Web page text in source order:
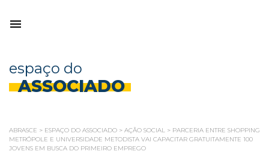
espaço do
ASSOCIADO
ABRASCE > ESPAÇO DO ASSOCIADO > AÇÃO SOCIAL > PARCERIA ENTRE SHOPPING
METRÓPOLE E UNIVERSIDADE METODISTA VAI CAPACITAR GRATUITAMENTE 100
JOVENS EM BUSCA DO PRIMEIRO EMPREGO